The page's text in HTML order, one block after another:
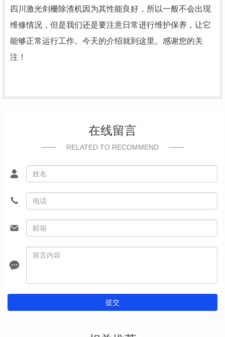
四川激光剑栅除渣机因为其性能良好，所以一般不会出现
维修情况，但是我们还是要注意日常进行维护保养，让它
能够正常运行工作。今天的介绍就到这里。感谢您的关
注！
在线留言
RELATED TO RECOMMEND
提交